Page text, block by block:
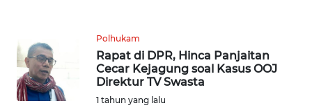
Polhukam
Rapat di DPR, Hinca Panjaitan
Cecar Kejagung soal Kasus OOJ
Direktur TV Swasta
1 tahun yang lalu
WN
PAPUA